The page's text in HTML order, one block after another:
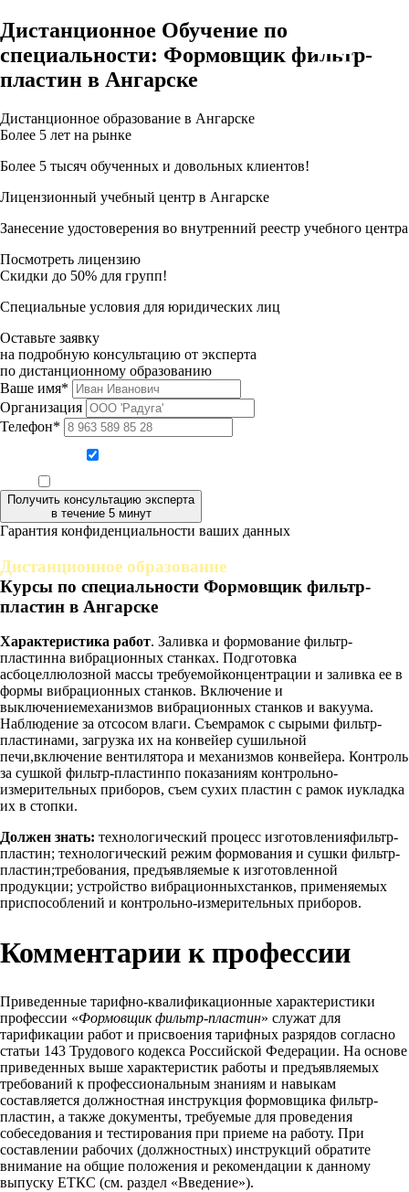
Дистанционное Обучение по
специальности: Формовщик фильтр-
пластин в Ангарске
Дистанционное образование в Ангарске
Более 5 лет на рынке
Более 5 тысяч обученных и довольных клиентов!
Лицензионный учебный центр в Ангарске
Занесение удостоверения во внутренний реестр учебного центра
Посмотреть лицензию
Скидки до 50% для групп!
Специальные условия для юридических лиц
Оставьте заявку
на подробную консультацию от эксперта
по дистанционному образованию
Ваше имя*
Организация
Телефон*
Получить консультацию эксперта
в течение 5 минут
Гарантия конфиденциальности ваших данных
Дистанционное образование
Курсы по специальности Формовщик фильтр-
пластин в Ангарске
Характеристика работ. Заливка и формование фильтр-
пластинна вибрационных станках. Подготовка
асбоцеллюлозной массы требуемойконцентрации и заливка ее в
формы вибрационных станков. Включение и
выключениемеханизмов вибрационных станков и вакуума.
Наблюдение за отсосом влаги. Съемрамок с сырыми фильтр-
пластинами, загрузка их на конвейер сушильной
печи,включение вентилятора и механизмов конвейера. Контроль
за сушкой фильтр-пластинпо показаниям контрольно-
измерительных приборов, съем сухих пластин с рамок иукладка
их в стопки.
Должен знать: технологический процесс изготовленияфильтр-
пластин; технологический режим формования и сушки фильтр-
пластин;требования, предъявляемые к изготовленной
продукции; устройство вибрационныхстанков, применяемых
приспособлений и контрольно-измерительных приборов.
Комментарии к профессии
Приведенные тарифно-квалификационные характеристики
профессии «Формовщик фильтр-пластин» служат для
тарификации работ и присвоения тарифных разрядов согласно
статьи 143 Трудового кодекса Российской Федерации. На основе
приведенных выше характеристик работы и предъявляемых
требований к профессиональным знаниям и навыкам
составляется должностная инструкция формовщика фильтр-
пластин, а также документы, требуемые для проведения
собеседования и тестирования при приеме на работу. При
составлении рабочих (должностных) инструкций обратите
внимание на общие положения и рекомендации к данному
выпуску ЕТКС (см. раздел «Введение»).